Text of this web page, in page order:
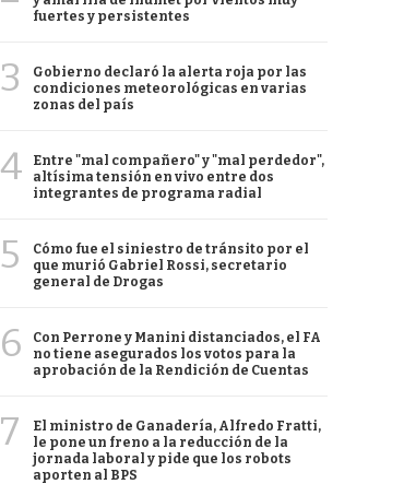
fuertes y persistentes
3
Gobierno declaró la alerta roja por las
condiciones meteorológicas en varias
zonas del país
4
Entre "mal compañero" y "mal perdedor",
altísima tensión en vivo entre dos
integrantes de programa radial
5
Cómo fue el siniestro de tránsito por el
que murió Gabriel Rossi, secretario
general de Drogas
6
Con Perrone y Manini distanciados, el FA
no tiene asegurados los votos para la
aprobación de la Rendición de Cuentas
7
El ministro de Ganadería, Alfredo Fratti,
le pone un freno a la reducción de la
jornada laboral y pide que los robots
aporten al BPS